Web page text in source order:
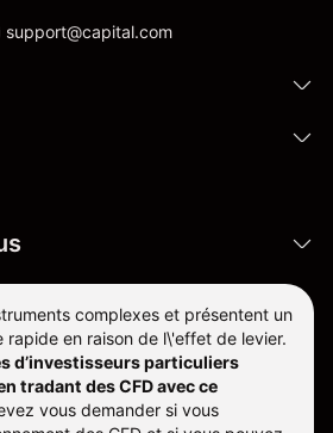
support@capital.com
complexes et présentent un
rapide en raison de l\'effet de levier.
d’investisseurs particuliers
tradant des CFD avec ce
vous demander si vous